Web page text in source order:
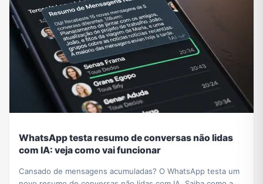
WhatsApp testa resumo de conversas não lidas
com IA: veja como vai funcionar
Cansado de mensagens acumuladas? O WhatsApp testa um